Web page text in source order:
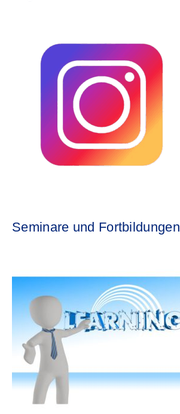
Seminare und Fortbildungen